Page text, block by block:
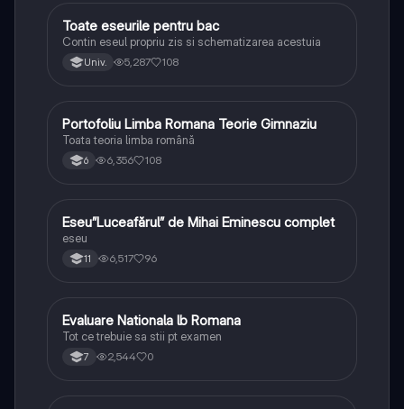
Limba și literatura română
Toate eseurile pentru bac
Contin eseul propriu zis si schematizarea acestuia
Univ. 5,287 108
Limba și literatura română
Portofoliu Limba Romana Teorie Gimnaziu
Toata teoria limba română
6 6,356 108
Limba și literatura română
Eseu”Luceafărul” de Mihai Eminescu complet
eseu
11 6,517 96
Limba și literatura română
Evaluare Nationala lb Romana
Tot ce trebuie sa stii pt examen
7 2,544 0